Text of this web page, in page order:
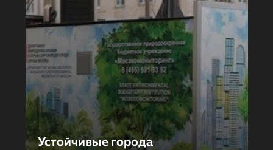
Устойчивые города